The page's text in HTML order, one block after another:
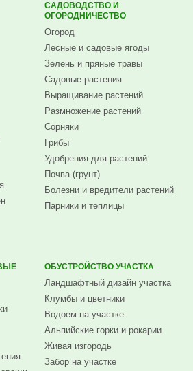
САДОВОДСТВО И
ОГОРОДНИЧЕСТВО
Огород
Лесные и садовые ягоды
Зелень и пряные травы
Садовые растения
Выращивание растений
Размножение растений
Сорняки
Грибы
Удобрения для растений
Почва (грунт)
Болезни и вредители растений
Парники и теплицы
ОБУСТРОЙСТВО УЧАСТКА
Ландшафтный дизайн участка
Клумбы и цветники
Водоем на участке
Альпийские горки и рокарии
Живая изгородь
Забор на участке